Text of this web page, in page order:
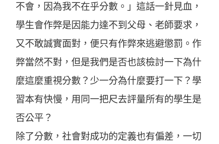
不會，因為我不在乎分數。」這話一針見血，
學生會作弊是因能力達不到父母、老師要求，
又不敢誠實面對，便只有作弊來逃避懲罰。作
弊當然不對，但是我們是否也該檢討一下為什
麼這麼重視分數？少一分為什麼要打一下？學
習本有快慢，用同一把尺去評量所有的學生是
否公平？
除了分數，社會對成功的定義也有偏差，一切